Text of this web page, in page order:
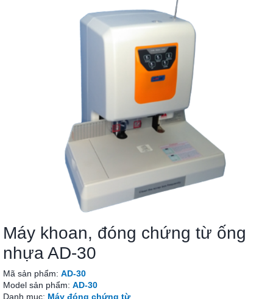
Máy khoan, đóng chứng từ ống
nhựa AD-30
Mã sản phẩm: AD-30
Model sản phẩm: AD-30
Danh mục: Máy đóng chứng từ